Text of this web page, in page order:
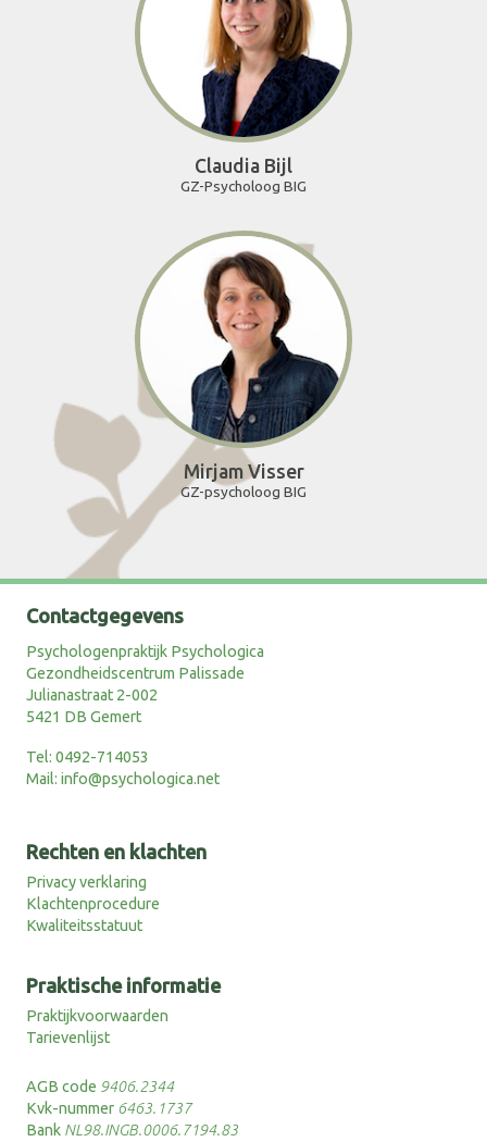
Claudia Bijl
GZ-Psycholoog BIG
Mirjam Visser
GZ-psycholoog BIG
Contactgegevens
Psychologenpraktijk Psychologica
Gezondheidscentrum Palissade
Julianastraat 2-002
5421 DB Gemert
Tel: 0492-714053
Mail: info@psychologica.net
Rechten en klachten
Privacy verklaring
Klachtenprocedure
Kwaliteitsstatuut
Praktische informatie
Praktijkvoorwaarden
Tarievenlijst
AGB code 9406.2344
Kvk-nummer 6463.1737
Bank NL98.INGB.0006.7194.83